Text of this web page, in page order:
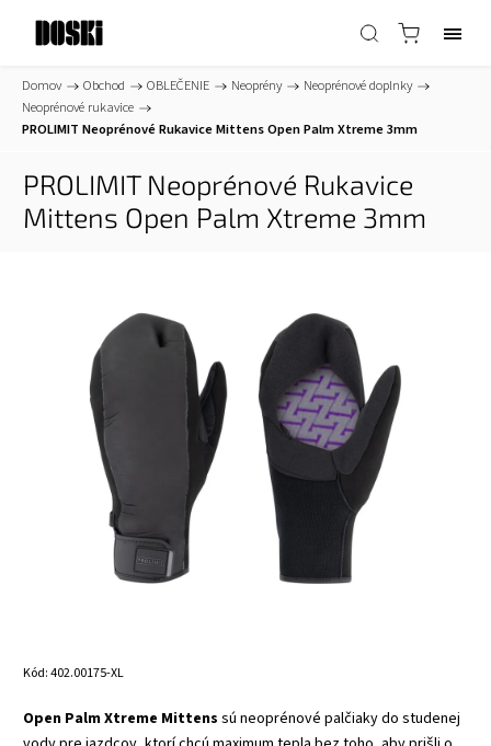
Domov / Obchod / OBLEČENIE / Neoprény / Neoprénové doplnky /
Neoprénové rukavice /
PROLIMIT Neoprénové Rukavice Mittens Open Palm Xtreme 3mm
PROLIMIT Neoprénové Rukavice
Mittens Open Palm Xtreme 3mm
Kód:402.00175-XL
Open Palm Xtreme Mittens sú neoprénové palčiaky do studenej